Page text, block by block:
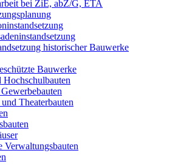
bei ZiE, abZ/G, ETA
historischer Bauwerke
Bauwerke
Hochschulbauten
Theaterbauten
Verwaltungsbauten